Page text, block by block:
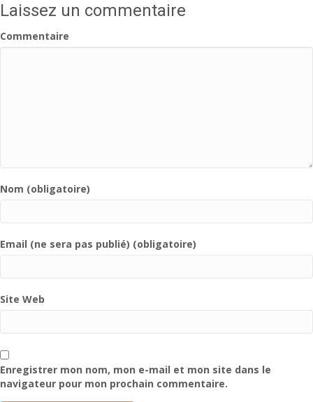
Laissez un commentaire
Commentaire
Nom (obligatoire)
Email (ne sera pas publié) (obligatoire)
Site Web
Enregistrer mon nom, mon e-mail et mon site dans le
navigateur pour mon prochain commentaire.